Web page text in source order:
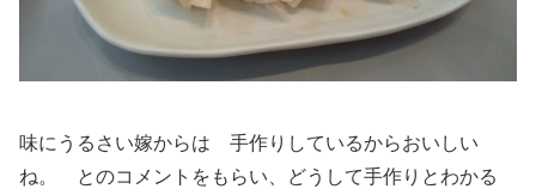
味にうるさい嫁からは 手作りしているからおいしい
ね。 とのコメントをもらい、どうして手作りとわかる